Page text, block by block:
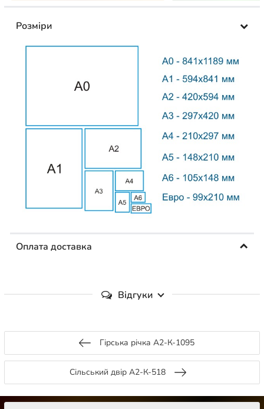
Розміри
Оплата доставка
Відгуки
Гірська річка А2-К-1095
Сільський двір А2-К-518